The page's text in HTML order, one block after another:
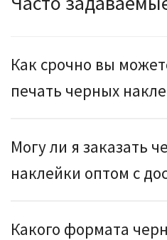
Как срочно вы
печать черных
Могу ли я заказать
наклейки оптом с
Какого формата